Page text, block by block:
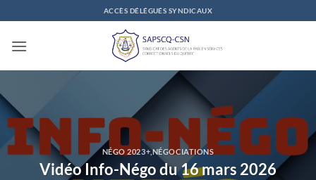
au
contenu
ACCÈS DÉLÉGUÉS SYNDICAUX
NÉGO 2023+,NÉGOCIATIONS
Vidéo Info-Négo du 16 mars 2026